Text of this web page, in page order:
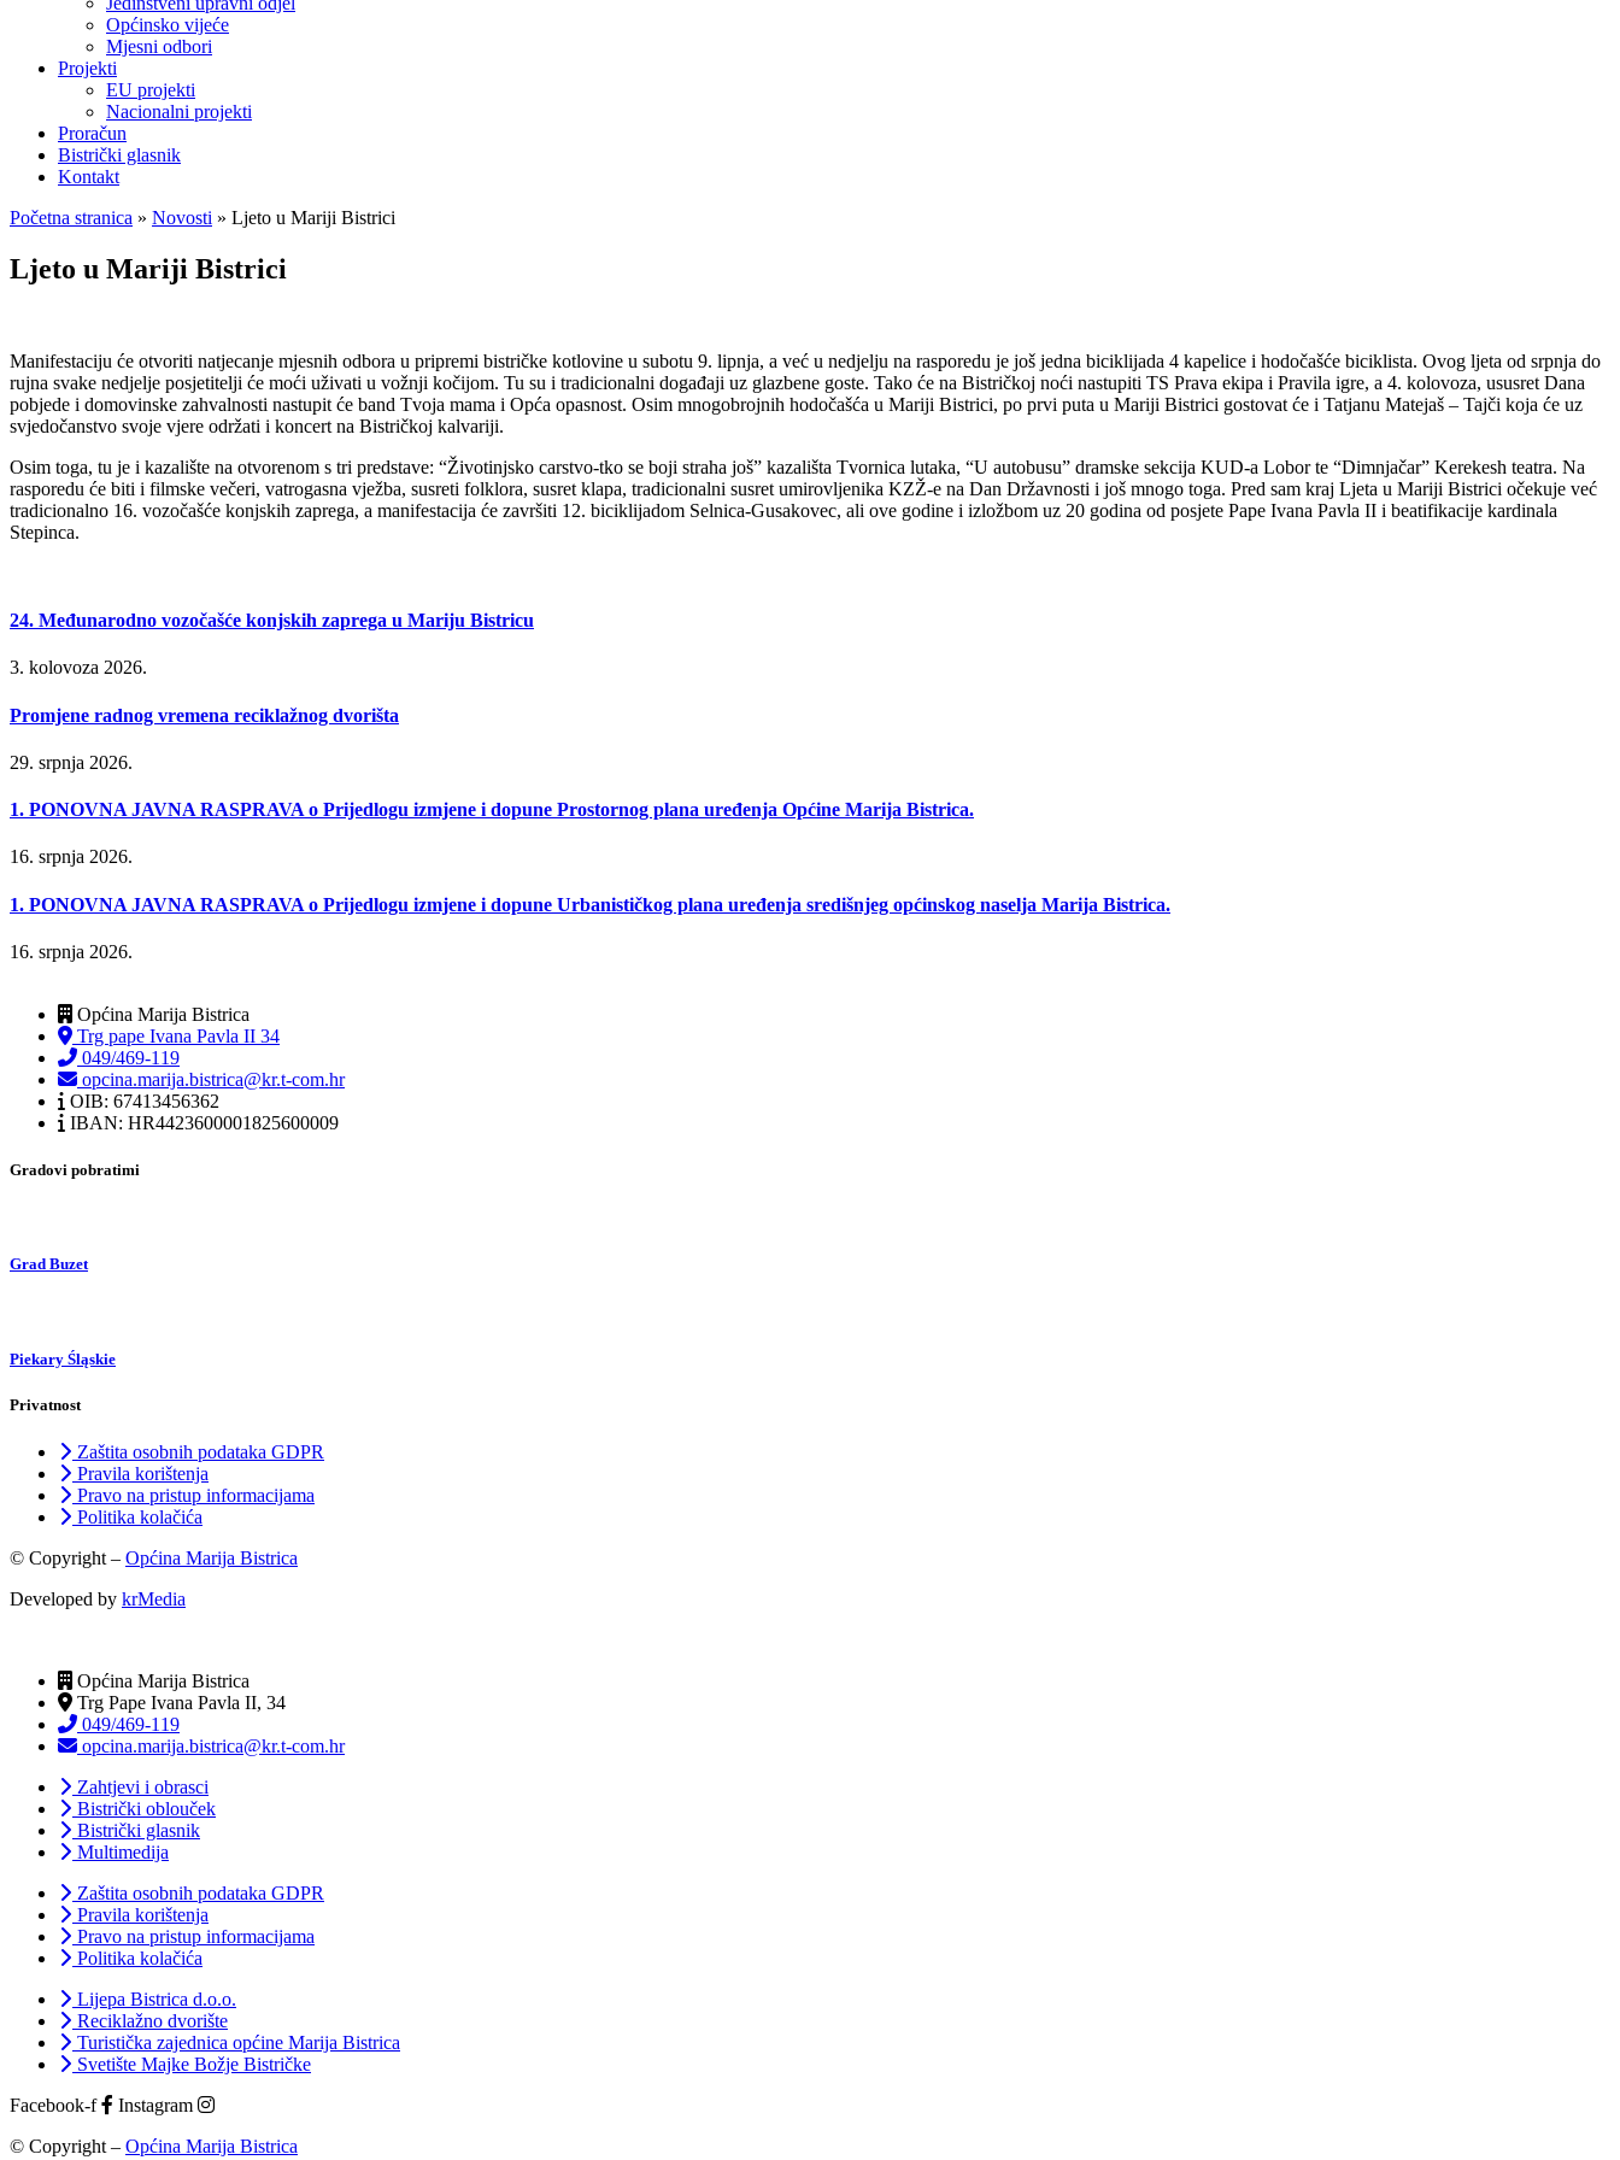
Općinsko vijeće
Mjesni odbori
Projekti
EU projekti
Nacionalni projekti
Proračun
Bistrički glasnik
Kontakt
Početna stranica » Novosti » Ljeto u Mariji Bistrici
Ljeto u Mariji Bistrici
Manifestaciju će otvoriti natjecanje mjesnih odbora u pripremi bistričke kotlovine u subotu 9. lipnja, a već u nedjelju na rasporedu je još jedna biciklijada 4 kapelice i hodočašće biciklista. Ovog ljeta od srpnja do
rujna svake nedjelje posjetitelji će moći uživati u vožnji kočijom. Tu su i tradicionalni događaji uz glazbene goste. Tako će na Bistričkoj noći nastupiti TS Prava ekipa i Pravila igre, a 4. kolovoza, ususret Dana
pobjede i domovinske zahvalnosti nastupit će band Tvoja mama i Opća opasnost. Osim mnogobrojnih hodočašća u Mariji Bistrici, po prvi puta u Mariji Bistrici gostovat će i Tatjanu Matejaš – Tajči koja će uz
svjedočanstvo svoje vjere održati i koncert na Bistričkoj kalvariji.
Osim toga, tu je i kazalište na otvorenom s tri predstave: “Životinjsko carstvo-tko se boji straha još” kazališta Tvornica lutaka, “U autobusu” dramske sekcija KUD-a Lobor te “Dimnjačar” Kerekesh teatra. Na
rasporedu će biti i filmske večeri, vatrogasna vježba, susreti folklora, susret klapa, tradicionalni susret umirovljenika KZŽ-e na Dan Državnosti i još mnogo toga. Pred sam kraj Ljeta u Mariji Bistrici očekuje već
tradicionalno 16. vozočašće konjskih zaprega, a manifestacija će završiti 12. biciklijadom Selnica-Gusakovec, ali ove godine i izložbom uz 20 godina od posjete Pape Ivana Pavla II i beatifikacije kardinala
Stepinca.
24. Međunarodno vozočašće konjskih zaprega u Mariju Bistricu
3. kolovoza 2026.
Promjene radnog vremena reciklažnog dvorišta
29. srpnja 2026.
1. PONOVNA JAVNA RASPRAVA o Prijedlogu izmjene i dopune Prostornog plana uređenja Općine Marija Bistrica.
16. srpnja 2026.
1. PONOVNA JAVNA RASPRAVA o Prijedlogu izmjene i dopune Urbanističkog plana uređenja središnjeg općinskog naselja Marija Bistrica.
16. srpnja 2026.
Općina Marija Bistrica
Trg pape Ivana Pavla II 34
049/469-119
opcina.marija.bistrica@kr.t-com.hr
OIB: 67413456362
IBAN: HR4423600001825600009
Gradovi pobratimi
Grad Buzet
Piekary Śląskie
Privatnost
Zaštita osobnih podataka GDPR
Pravila korištenja
Pravo na pristup informacijama
Politika kolačića
© Copyright – Općina Marija Bistrica
Developed by krMedia
Općina Marija Bistrica
Trg Pape Ivana Pavla II, 34
049/469-119
opcina.marija.bistrica@kr.t-com.hr
Zahtjevi i obrasci
Bistrički oblouček
Bistrički glasnik
Multimedija
Zaštita osobnih podataka GDPR
Pravila korištenja
Pravo na pristup informacijama
Politika kolačića
Lijepa Bistrica d.o.o.
Reciklažno dvorište
Turistička zajednica općine Marija Bistrica
Svetište Majke Božje Bistričke
Facebook-f
Instagram
© Copyright – Općina Marija Bistrica